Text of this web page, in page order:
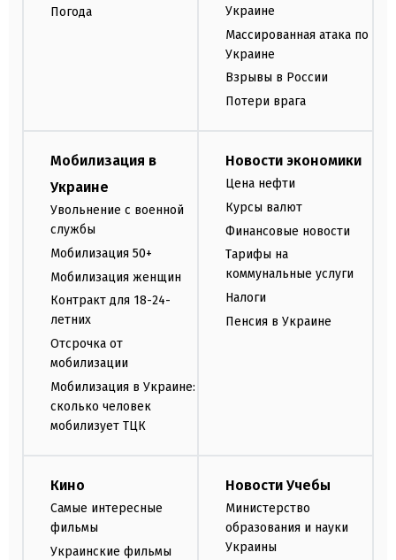
Погода
Украине
Массированная атака по
Украине
Взрывы в России
Потери врага
Мобилизация в
Украине
Увольнение с военной
службы
Мобилизация 50+
Мобилизация женщин
Контракт для 18-24-
летних
Отсрочка от
мобилизации
Мобилизация в Украине:
сколько человек
мобилизует ТЦК
Новости экономики
Цена нефти
Курсы валют
Финансовые новости
Тарифы на
коммунальные услуги
Налоги
Пенсия в Украине
Кино
Самые интересные
фильмы
Украинские фильмы
Новости Учебы
Министерство
образования и науки
Украины